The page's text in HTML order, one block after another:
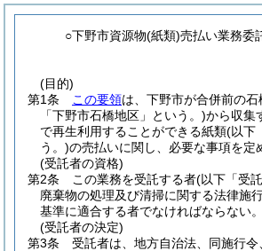
○下野市資源物(紙類)売払い業務委
(目的)
第1条
この要領は、下野市が合併前の
「下野市石橋地区」という。)から収集
で再生利用することができる紙類(以下
う。)の売払いに関し、必要な事項を定
(受託者の資格)
第2条
この業務を受託する者(以下「受
廃棄物の処理及び清掃に関する法律施
基準に適合する者でなければならない。
(受託者の決定)
第3条
受託者は、地方自治法、同施行令